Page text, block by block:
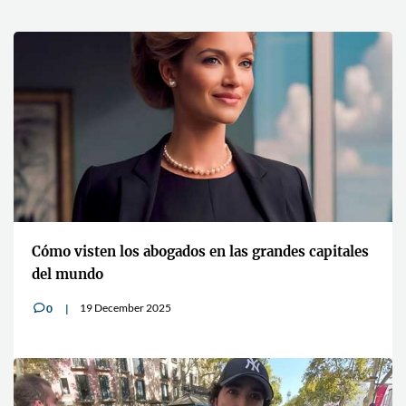
El caso Balogun y los límites del artículo 27 del
Código Disciplinario de la FIFA
v 0 30 July 2026